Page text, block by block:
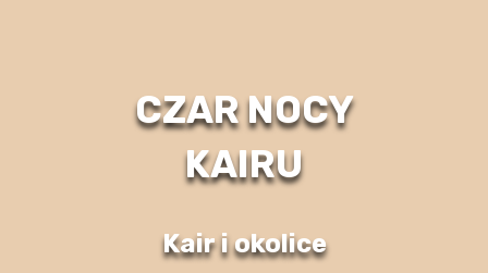
CZAR NOCY
KAIRU
Kair i okolice